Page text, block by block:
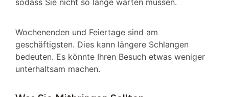
sodass Sie nicht so lange warten müssen.
Wochenenden und Feiertage sind am
geschäftigsten. Dies kann längere Schlangen
bedeuten. Es könnte Ihren Besuch etwas weniger
unterhaltsam machen.